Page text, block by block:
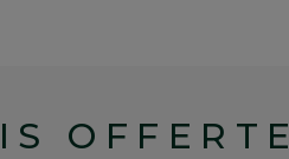
OFFERTE